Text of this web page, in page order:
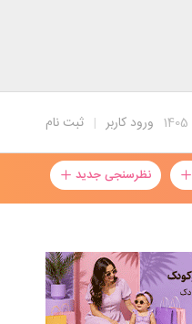
ثبت نام | ورود کاربر
نظرسنجی جدید